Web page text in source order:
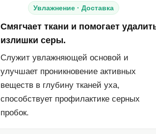
Увлажнение · Доставка
Смягчает ткани и помогает
излишки серы.
Служит увлажняющей основой и
улучшает проникновение активных
веществ в глубину тканей уха,
способствует профилактике серных
пробок.